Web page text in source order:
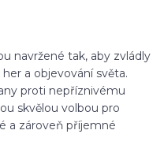
navržené tak, aby zvládly
a objevování světa.
proti nepříznivému
skvělou volbou pro
a zároveň příjemné